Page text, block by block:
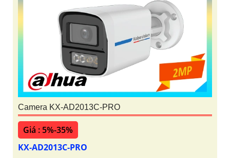
Camera KX-AD2013C-PRO
Giá : 5%-35%
KX-AD2013C-PRO